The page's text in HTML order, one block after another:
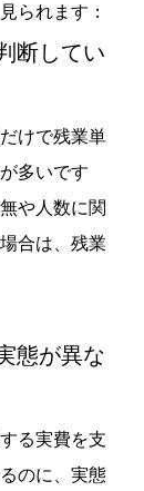
られます：
断してい
けで残業単
多いです
や人数に関
合は、残業
態が異な
る実費を支
のに、実態